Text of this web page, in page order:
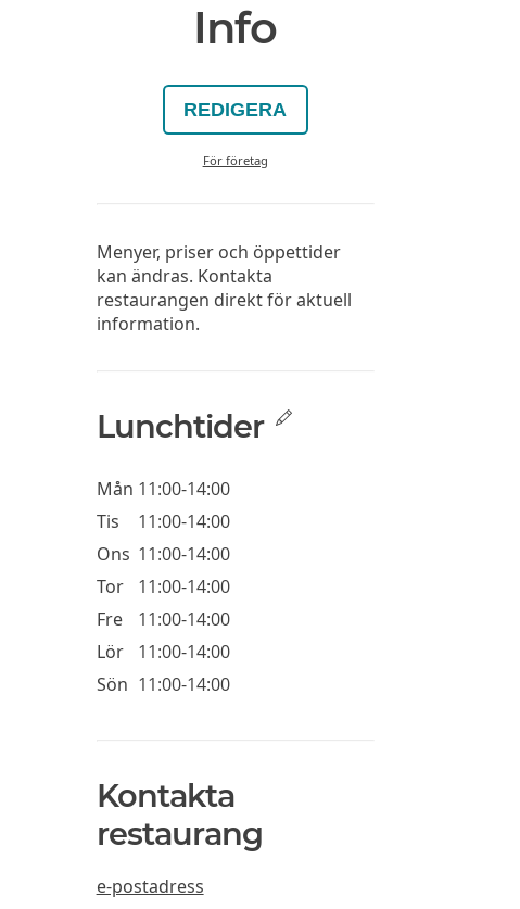
Info
REDIGERA
För företag
Menyer, priser och öppettider
kan ändras. Kontakta
restaurangen direkt för aktuell
information.
Lunchtider
Mån 11:00-14:00
Tis
11:00-14:00
Ons 11:00-14:00
Tor
11:00-14:00
Fre
11:00-14:00
Lör
11:00-14:00
Sön 11:00-14:00
Kontakta
restaurang
e-postadress